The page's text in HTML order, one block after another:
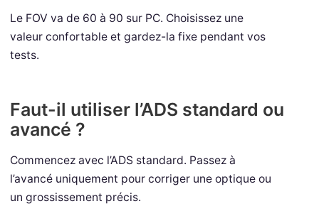
Le FOV va de 60 à 90 sur PC. Choisissez une
valeur confortable et gardez-la fixe pendant vos
tests.
Faut-il utiliser l’ADS standard ou
avancé ?
Commencez avec l’ADS standard. Passez à
l’avancé uniquement pour corriger une optique ou
un grossissement précis.